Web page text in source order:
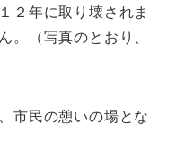
２年に取り壊されま
。（写真のとおり、
市民の憩いの場とな